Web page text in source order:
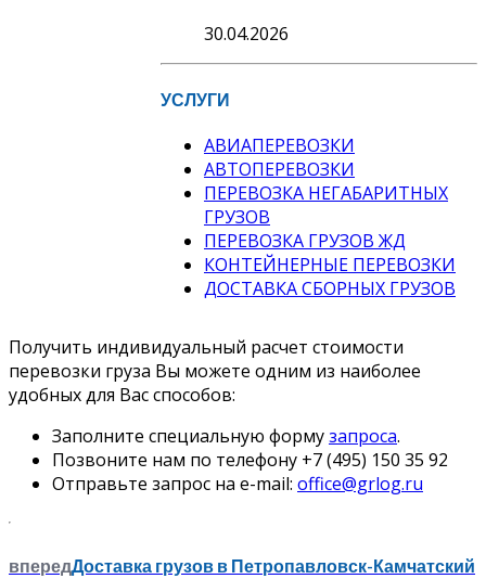
30.04.2026
УСЛУГИ
АВИАПЕРЕВОЗКИ
АВТОПЕРЕВОЗКИ
ПЕРЕВОЗКА НЕГАБАРИТНЫХ
ГРУЗОВ
ПЕРЕВОЗКА ГРУЗОВ ЖД
КОНТЕЙНЕРНЫЕ ПЕРЕВОЗКИ
ДОСТАВКА СБОРНЫХ ГРУЗОВ
Получить индивидуальный расчет стоимости
перевозки груза Вы можете одним из наиболее
удобных для Вас способов:
Заполните специальную формузапроса.
Позвоните нам по телефону +7 (495) 150 35 92
Отправьте запрос на e-mail: office@grlog.ru
впередДоставка грузов в Петропавловск-Камчатский